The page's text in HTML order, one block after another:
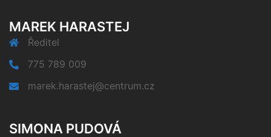
MAREK HARASTEJ
Ředitel
775 789 009
marek.harastej@centrum.cz
SIMONA PUDOVÁ